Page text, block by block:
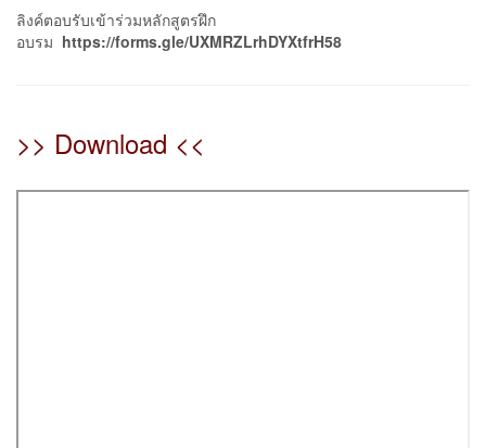
ลิงค์ตอบรับเข้าร่วมหลักสูตรฝึก
อบรม https://forms.gle/UXMRZLrhDYXtfrH58
>> Download <<